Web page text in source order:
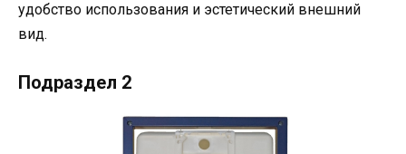
удобство использования и эстетический внешний
вид.
Подраздел 2